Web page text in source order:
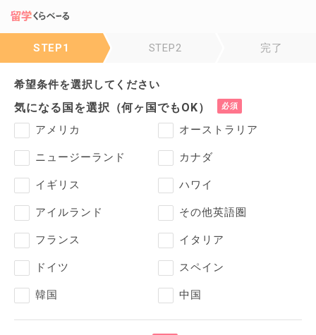
STEP1 STEP2 完了
希望条件を選択してください
気になる国を選択（何ヶ国でもOK）
アメリカ オーストラリア
ニュージーランド カナダ
イギリス ハワイ
アイルランド その他英語圏
フランス イタリア
ドイツ スペイン
韓国 中国